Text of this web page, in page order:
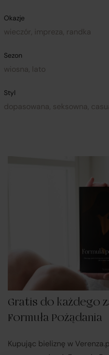
Okazje
wieczór, impreza, randka
Sezon
wiosna, lato
Styl
dopasowana, seksowna,
Gratis do każdego
Formuła Pożądania
Kupując bieliznę w